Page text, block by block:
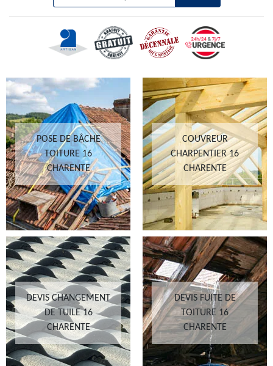
POSE DE BÂCHE
TOITURE 16
CHARENTE
COUVREUR
CHARPENTIER 16
CHARENTE
DEVIS CHANGEMENT
DE TUILE 16
CHARENTE
DEVIS FUITE DE
TOITURE 16
CHARENTE